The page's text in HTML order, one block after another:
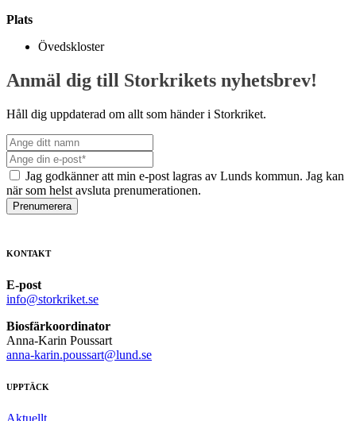
Plats
Övedskloster
Anmäl dig till Storkrikets nyhetsbrev!
Håll dig uppdaterad om allt som händer i Storkriket.
Jag godkänner att min e-post lagras av Lunds kommun. Jag kan
när som helst avsluta prenumerationen.
Prenumerera
KONTAKT
E-post
info@storkriket.se
Biosfärkoordinator
Anna-Karin Poussart
anna-karin.poussart@lund.se
UPPTÄCK
Aktuellt